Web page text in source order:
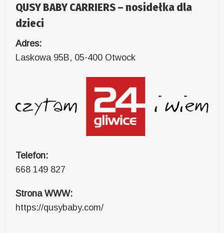
QUSY BABY CARRIERS – nosidełka dla
dzieci
Adres:
Laskowa 95B, 05-400 Otwock
Telefon:
668 149 827
Strona WWW:
https://qusybaby.com/